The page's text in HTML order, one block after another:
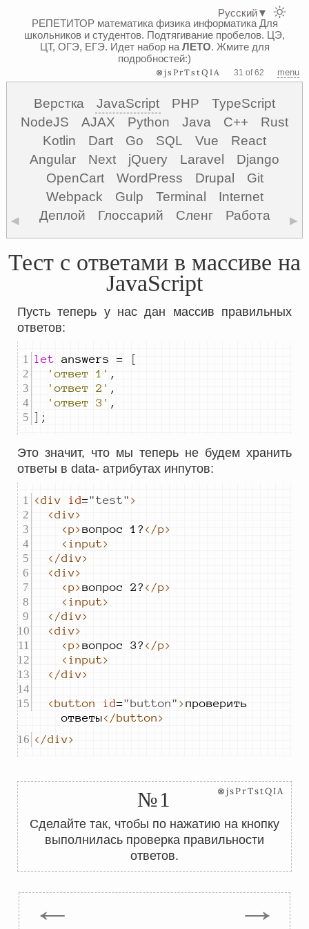
РЕПЕТИТОР математика физика информатикаДля
школьников и студентов. Подтягивание пробелов. ЦЭ,
ЦТ, ОГЭ, ЕГЭ. Идет набор на ЛЕТО. Жмите для
подробностей:)
⊗jsPrTstQIA 31 of 62 menu
Верстка JavaScript PHP
TypeScript
NodeJS
AJAX Python Java C++
Rust
Kotlin
Dart Go SQL Vue
React
Angular
Next jQuery Laravel
Django
OpenCart
WordPress Drupal
Git
Webpack
Gulp Terminal
Internet
Деплой
Глоссарий Сленг Работа
◀ ▶
Тест с ответами в массиве на
JavaScript
Пусть теперь у нас дан массив правильных
ответов:
let answers =
[
'ответ 1' ,
'ответ 2' ,
'ответ 3' ,
] ;
Это значит, что мы теперь не будем хранить
ответы в data- атрибутах инпутов:
<div id="test" >
<div>
<p>вопрос 1? </p>
<input>
</div>
<div>
<p>вопрос 2? </p>
<input>
</div>
<div>
<p>вопрос 3? </p>
<input>
</div>
<button id="button" >проверить
ответы</button>
</div>
№1 ⊗jsPrTstQIA
Сделайте так, чтобы по нажатию на кнопку
выполнилась проверка правильности
ответов.
← →
Русский▼